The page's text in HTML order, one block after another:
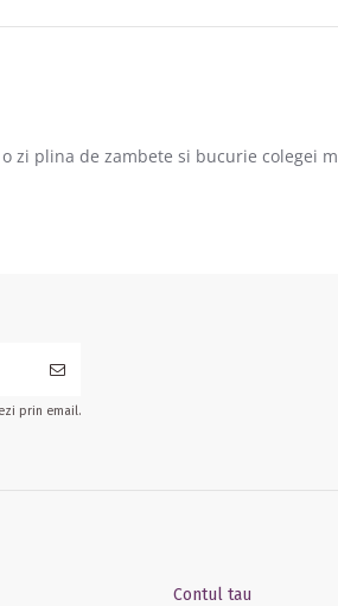
zi plina de zambete si bucurie colegei
prin email.
Contul tau